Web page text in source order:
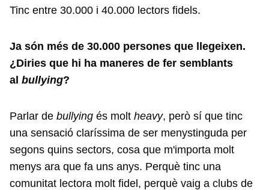
Tinc entre 30.000 i 40.000 lectors fidels.
Ja són més de 30.000 persones que llegeixen.
¿Diries que hi ha maneres de fer semblants
al bullying?
Parlar de bullying és molt heavy, però sí que tinc
una sensació claríssima de ser menystinguda per
segons quins sectors, cosa que m'importa molt
menys ara que fa uns anys. Perquè tinc una
comunitat lectora molt fidel, perquè vaig a clubs de